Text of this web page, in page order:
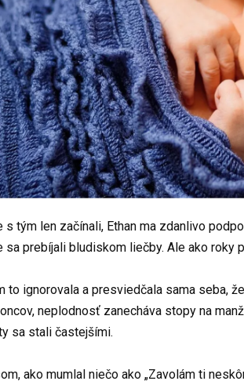
s tým len začínali, Ethan ma zdanlivo
sa prebíjali bludiskom liečby. Ale ako roky
to ignorovala a presviedčala sama seba,
neplodnosť zanecháva stopy na
sa stali častejšími.
ako mumlal niečo ako „Zavolám ti